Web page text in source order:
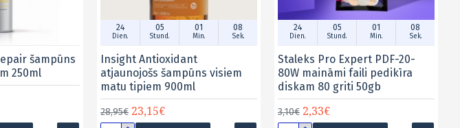
šampūns
250ml
24
Dien.
05
Stund.
01
Min.
07
Sek.
Insight Antioxidant
atjaunojošs šampūns visiem
matu tipiem 900ml
28,95€ 23,15€
24
Dien.
05
Stund.
01
Min.
07
Sek.
Staleks Pro Expert PDF-20-
80W maināmi faili pedikīra
diskam 80 griti 50gb
3,10€ 2,33€